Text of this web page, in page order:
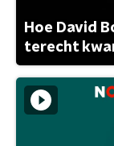
Hoe David
terecht